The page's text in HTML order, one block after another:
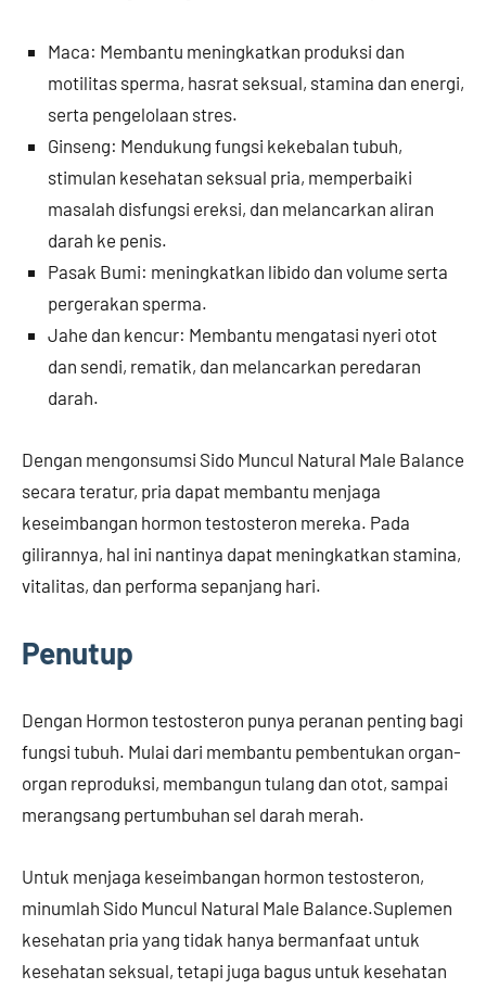
Maca: Membantu meningkatkan produksi dan
motilitas sperma, hasrat seksual, stamina dan energi,
serta pengelolaan stres.
Ginseng: Mendukung fungsi kekebalan tubuh,
stimulan kesehatan seksual pria, memperbaiki
masalah disfungsi ereksi, dan melancarkan aliran
darah ke penis.
Pasak Bumi: meningkatkan libido dan volume serta
pergerakan sperma.
Jahe dan kencur: Membantu mengatasi nyeri otot
dan sendi, rematik, dan melancarkan peredaran
darah.
Dengan mengonsumsi Sido Muncul Natural Male Balance
secara teratur, pria dapat membantu menjaga
keseimbangan hormon testosteron mereka. Pada
gilirannya, hal ini nantinya dapat meningkatkan stamina,
vitalitas, dan performa sepanjang hari.
Penutup
Dengan Hormon testosteron punya peranan penting bagi
fungsi tubuh. Mulai dari membantu pembentukan organ-
organ reproduksi, membangun tulang dan otot, sampai
merangsang pertumbuhan sel darah merah.
Untuk menjaga keseimbangan hormon testosteron,
minumlah Sido Muncul Natural Male Balance.Suplemen
kesehatan pria yang tidak hanya bermanfaat untuk
kesehatan seksual, tetapi juga bagus untuk kesehatan